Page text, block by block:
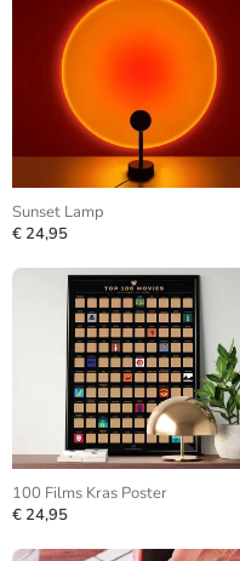
Sunset Lamp
€ 24,95
100 Films Kras Poster
€ 24,95